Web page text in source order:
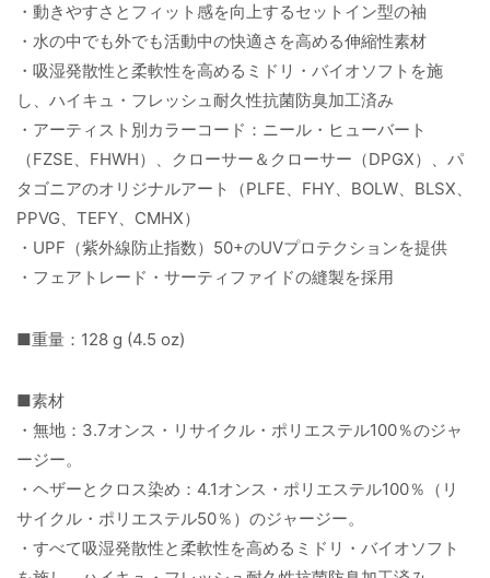
・動きやすさとフィット感を向上するセットイン型の袖
・水の中でも外でも活動中の快適さを高める伸縮性素材
・吸湿発散性と柔軟性を高めるミドリ・バイオソフトを施
し、ハイキュ・フレッシュ耐久性抗菌防臭加工済み
・アーティスト別カラーコード：ニール・ヒューバート
（FZSE、FHWH）、クローサー＆クローサー（DPGX）、パ
タゴニアのオリジナルアート（PLFE、FHY、BOLW、BLSX、
PPVG、TEFY、CMHX）
・UPF（紫外線防止指数）50+のUVプロテクションを提供
・フェアトレード・サーティファイドの縫製を採用
■重量：128 g (4.5 oz)
■素材
・無地：3.7オンス・リサイクル・ポリエステル100％のジャ
ージー。
・ヘザーとクロス染め：4.1オンス・ポリエステル100％（リ
サイクル・ポリエステル50％）のジャージー。
・すべて吸湿発散性と柔軟性を高めるミドリ・バイオソフト